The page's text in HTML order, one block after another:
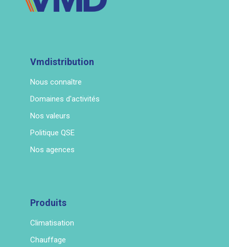
Vmdistribution
Nous connaître
Domaines d'activités
Nos valeurs
Politique QSE
Nos agences
Produits
Climatisation
Chauffage